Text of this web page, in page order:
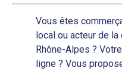
Vous êtes
local ou acteur de
Rhône-Alpes ?
ligne ? Vous